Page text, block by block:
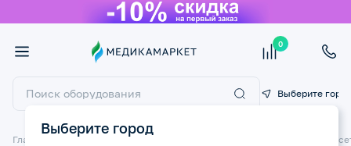
0
Выберите город
Выберите город
Главная Ортопедические изделия Ортопедические бандажи и